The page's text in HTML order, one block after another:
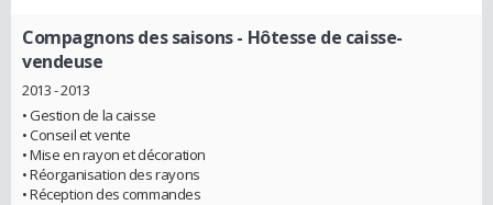
Compagnons des saisons- Hôtesse de caisse-
vendeuse
2013 - 2013
• Gestion de la caisse
• Conseil et vente
• Mise en rayon et décoration
• Réorganisation des rayons
• Réception des commandes